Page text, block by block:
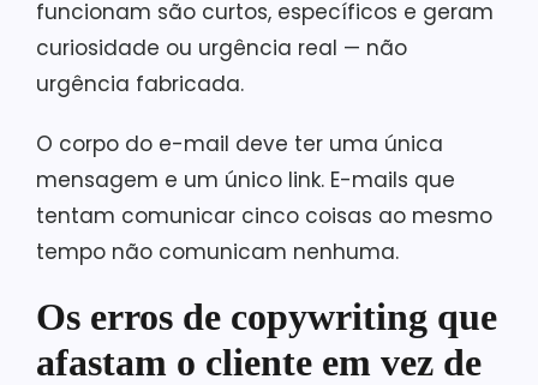
funcionam são curtos, específicos e geram
curiosidade ou urgência real — não
urgência fabricada.
O corpo do e-mail deve ter uma única
mensagem e um único link. E-mails que
tentam comunicar cinco coisas ao mesmo
tempo não comunicam nenhuma.
Os erros de copywriting que
afastam o cliente em vez de